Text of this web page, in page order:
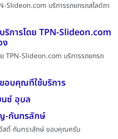
Slideon.com บริการรถยกรถสไลด์ถา
ริการโดย TPN-Slideon.com
ง
TPN-Slideon.com บริการรถยกรถ
อบคุณที่ใช้บริการ
ซ์ อุบล
-กันทรลักษ์
สดิ์ กันทราลักษ์ ขอบคุณครับ